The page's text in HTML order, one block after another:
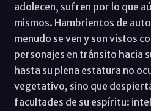
adolecen, sufren por lo que
mismos. Hambrientos de
menudo se ven y son vistos
personajes en tránsito hacia
hasta su plena estatura no
vegetativo, sino que
facultades de su espíritu: